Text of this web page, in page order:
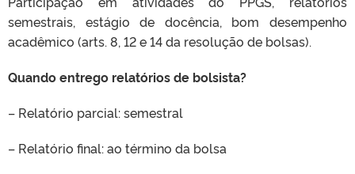
semestrais, estágio de docência, bom desempenho
acadêmico (arts. 8, 12 e 14 da resolução de bolsas).
Quando entrego relatórios de bolsista?
– Relatório parcial: semestral
– Relatório final: ao término da bolsa